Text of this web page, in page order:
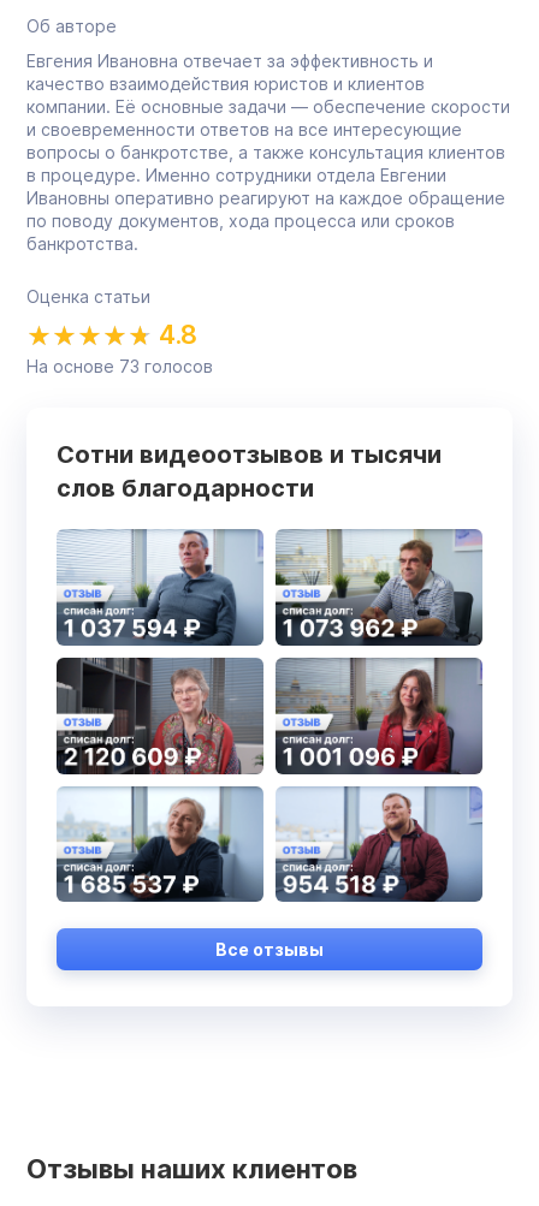
Об авторе
Евгения Ивановна отвечает за эффективность и
качество взаимодействия юристов и клиентов
компании. Её основные задачи — обеспечение скорости
и своевременности ответов на все интересующие
вопросы о банкротстве, а также консультация клиентов
в процедуре. Именно сотрудники отдела Евгении
Ивановны оперативно реагируют на каждое обращение
по поводу документов, хода процесса или сроков
банкротства.
Оценка статьи
4.8
На основе 73 голосов
Сотни видеоотзывов и тысячи
слов благодарности
Все отзывы
Отзывы наших клиентов